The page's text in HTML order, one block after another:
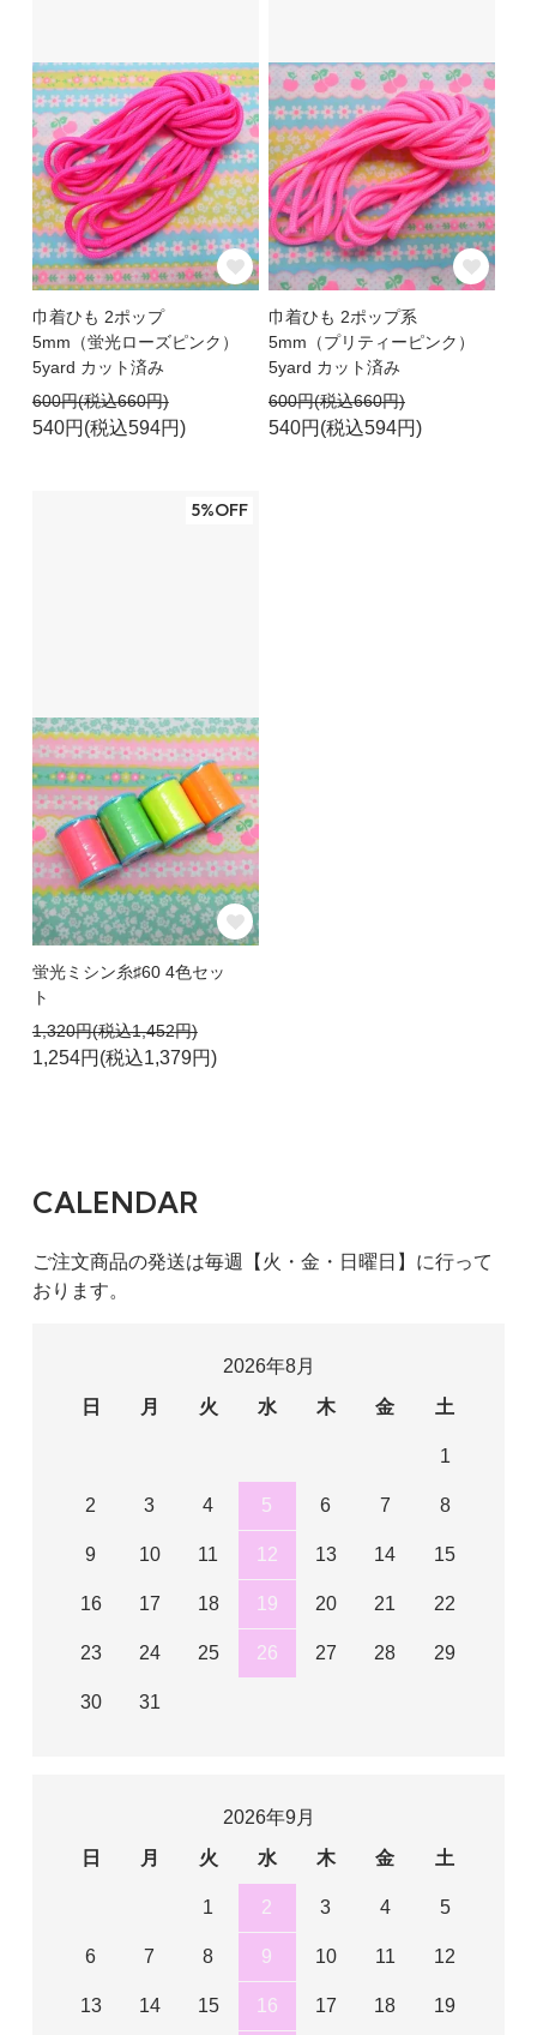
巾着ひも 2ポップ
5mm（蛍光ローズピンク）
5yard カット済み
600円(税込660円)
540円(税込594円)
巾着ひも 2ポップ系
5mm（プリティーピンク）
5yard カット済み
600円(税込660円)
540円(税込594円)
5%OFF
蛍光ミシン糸♯60 4色セッ
ト
1,320円(税込1,452円)
1,254円(税込1,379円)
CALENDAR
ご注文商品の発送は毎週【火・金・日曜日】に行って
おります。
2026年8月
日
月 火 水 木 金 土
1
2 3 4 5 6 7 8
9 10 11 12 13 14 15
16 17 18 19 20 21 22
23 24 25 26 27 28 29
30 31
2026年9月
日
月 火 水 木 金 土
1 2 3 4 5
6 7 8 9 10 11 12
13 14 15 16 17 18 19